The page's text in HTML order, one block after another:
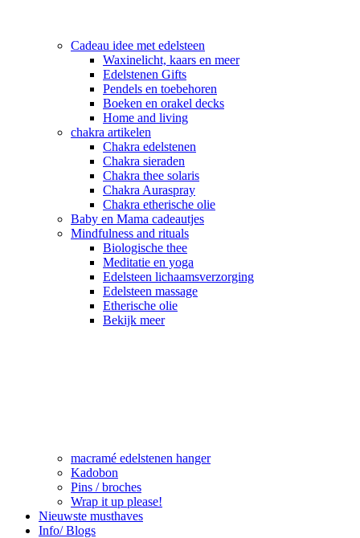
Cadeau idee met edelsteen
Waxinelicht, kaars en meer
Edelstenen Gifts
Pendels en toebehoren
Boeken en orakel decks
Home and living
chakra artikelen
Chakra edelstenen
Chakra sieraden
Chakra thee solaris
Chakra Auraspray
Chakra etherische olie
Baby en Mama cadeautjes
Mindfulness and rituals
Biologische thee
Meditatie en yoga
Edelsteen lichaamsverzorging
Edelsteen massage
Etherische olie
Bekijk meer
macramé edelstenen hanger
Kadobon
Pins / broches
Wrap it up please!
Nieuwste musthaves
Info/ Blogs